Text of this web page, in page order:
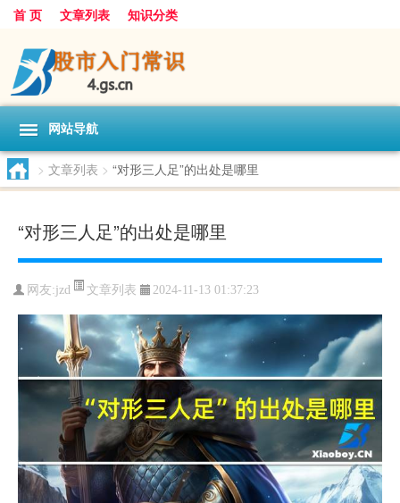
首 页 文章列表 知识分类
网站导航
> 文章列表 > “对形三人足”的出处是哪里
“对形三人足”的出处是哪里
网友:jzd 文章列表 2024-11-13 01:37:23